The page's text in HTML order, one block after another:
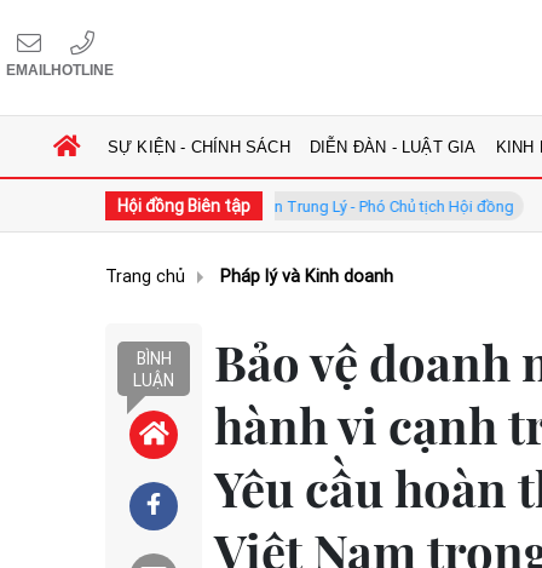
EMAILHOTLINE
SỰ KIỆN - CHÍNH SÁCH DIỄN ĐÀN - LUẬT GIA KINH
Hội đồng Biên tập
GS.TS. Phan Trung Lý - Phó Chủ tịch Hội đồng TS.
Trang chủ Pháp lý và Kinh doanh
BÌNH
LUẬN
Bảo vệ
hành vi cạnh
Yêu cầu hoàn
Việt Nam